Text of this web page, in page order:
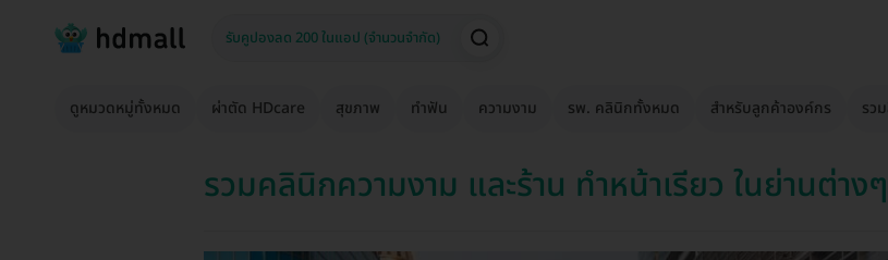
ดูหมวดหมู่ทั้งหมด ผ่าตัด HDcare สุขภาพ ทำฟัน ความงาม รพ. คลินิกทั้งหมด สำหรับลูกค้าองค์กร รว
รวมคลินิกความงาม และร้าน ทำหน้าเรียว ในย่านต่างๆ